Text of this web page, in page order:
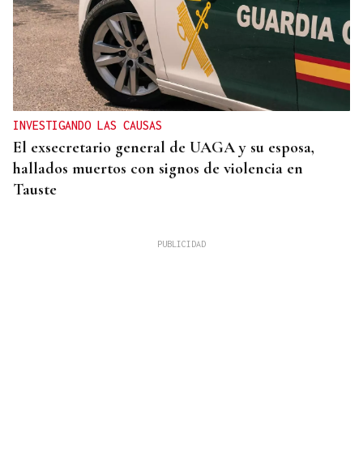
INVESTIGANDO LAS CAUSAS
El exsecretario general de UAGA y su esposa,
hallados muertos con signos de violencia en
Tauste